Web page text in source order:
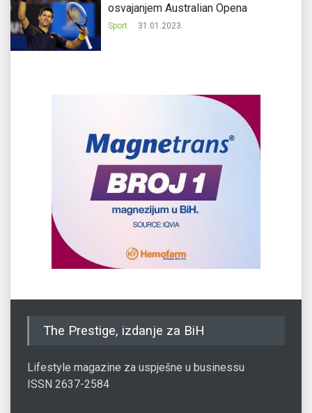
osvajanjem Australian Opena
Sport 31.01.2023.
The Prestige, izdanje za BiH
Lifestyle magazine za uspješne u businessu
ISSN 2637-2584